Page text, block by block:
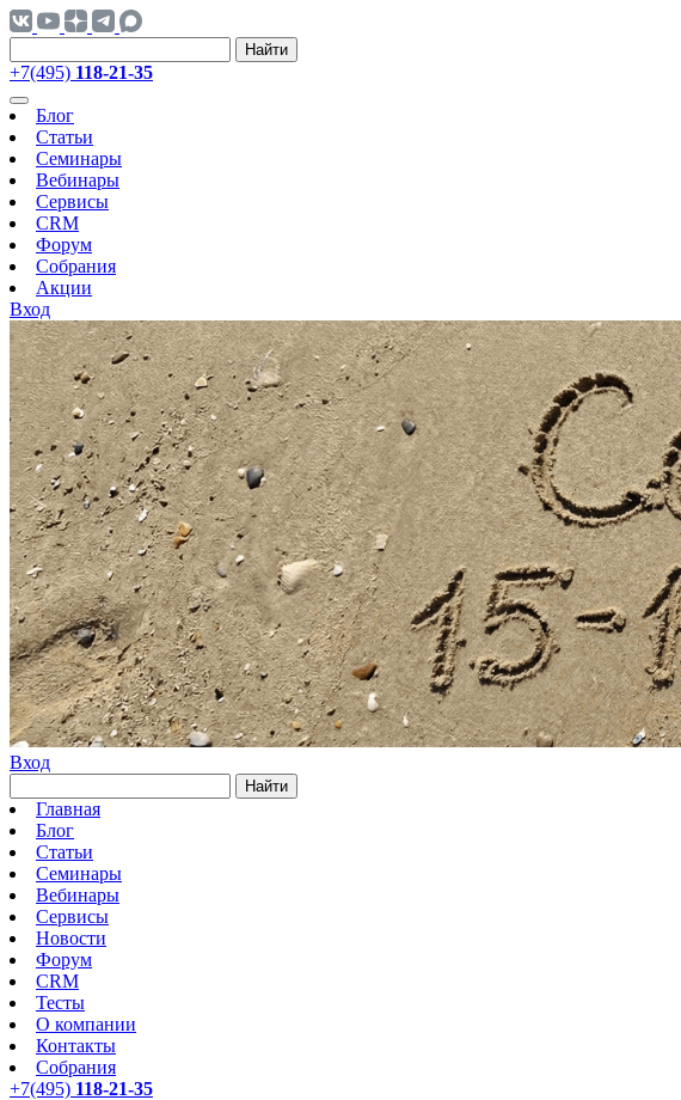
Найти
+7(495) 118-21-35
Блог
Статьи
Семинары
Вебинары
Сервисы
CRM
Форум
Собрания
Акции
Вход
Вход
Найти
Главная
Блог
Статьи
Семинары
Вебинары
Сервисы
Новости
Форум
CRM
Тесты
О компании
Контакты
Собрания
+7(495) 118-21-35